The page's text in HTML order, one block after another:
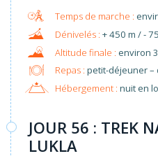
+ 450 m / -
environ
Repas : petit-déjeuner –
Hébergement : nuit en
JOUR 56 : TREK
LUKLA